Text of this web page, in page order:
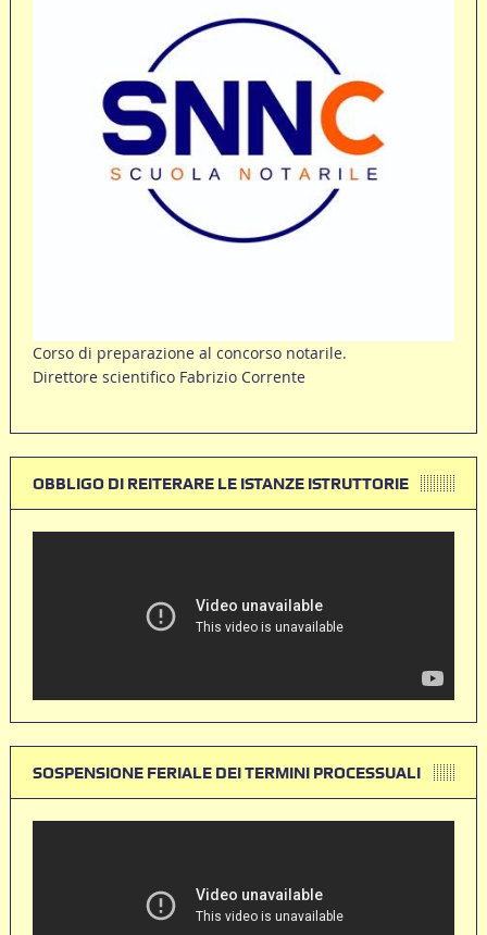
Corso di preparazione al concorso notarile.
Direttore scientifico Fabrizio Corrente
OBBLIGO DI REITERARE LE ISTANZE ISTRUTTORIE
SOSPENSIONE FERIALE DEI TERMINI PROCESSUALI